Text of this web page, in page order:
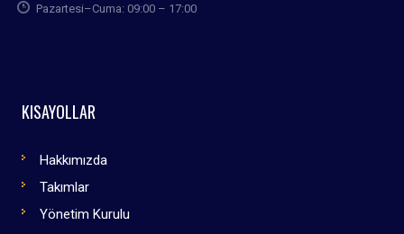
Pazartesi–Cuma: 09:00 – 17:00
KISAYOLLAR
Hakkımızda
Takımlar
Yönetim Kurulu